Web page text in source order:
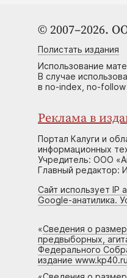
© 2007–2026.
Полистать издания
Использование
В случае
в no-index, no-follow
Реклама в
Портал Калуги и
информационных
Учредитель: ООО
Главный редактор:
Сайт использует IP
Google-анатилика.
«Сведения о
предвыборных,
Федерального
издание